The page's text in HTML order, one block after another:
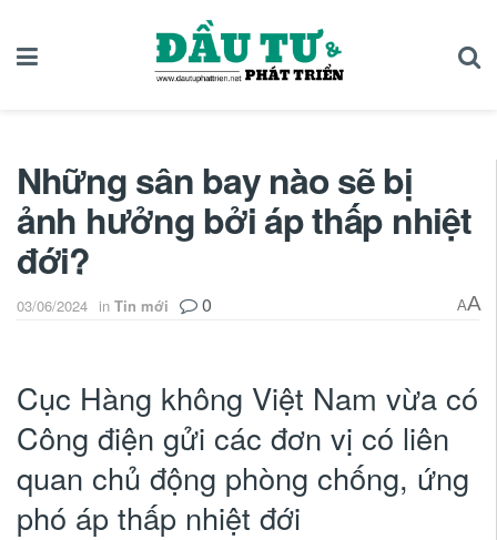
Những sân bay nào sẽ bị
ảnh hưởng bởi áp thấp nhiệt
đới?
03/06/2024 in Tin mới 0 AA
Cục Hàng không Việt Nam vừa có
Công điện gửi các đơn vị có liên
quan chủ động phòng chống, ứng
phó áp thấp nhiệt đới